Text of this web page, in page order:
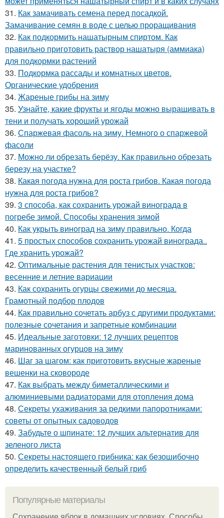
31. Как замачивать семена перед посадкой.
Замачивание семян в воде с целью проращивания
32. Как подкормить нашатырным спиртом. Как
правильно приготовить раствор нашатыря (аммиака)
для подкормки растений
33. Подкормка рассады и комнатных цветов.
Органические удобрения
34. Жареные грибы на зиму
35. Узнайте, какие фрукты и ягоды можно выращивать в
тени и получать хороший урожай
36. Спаржевая фасоль на зиму. Немного о спаржевой
фасоли
37. Можно ли обрезать берёзу. Как правильно обрезать
березу на участке?
38. Какая погода нужна для роста грибов. Какая погода
нужна для роста грибов?
39. 3 способа, как сохранить урожай винограда в
погребе зимой. Способы хранения зимой
40. Как укрыть виноград на зиму правильно. Когда
41. 5 простых способов сохранить урожай винограда..
Где хранить урожай?
42. Оптимальные растения для тенистых участков:
весенние и летние вариации
43. Как сохранить огурцы свежими до месяца.
Грамотный подбор плодов
44. Как правильно сочетать арбуз с другими продуктами:
полезные сочетания и запретные комбинации
45. Идеальные заготовки: 12 лучших рецептов
маринованных огурцов на зиму
46. Шаг за шагом: как приготовить вкусные жареные
вешенки на сковороде
47. Как выбрать между биметаллическими и
алюминиевыми радиаторами для отопления дома
48. Секреты ухаживания за редкими папоротниками:
советы от опытных садоводов
49. Забудьте о шпинате: 12 лучших альтернатив для
зеленого листа
50. Секреты настоящего грибника: как безошибочно
определить качественный белый гриб
Популярные материалы